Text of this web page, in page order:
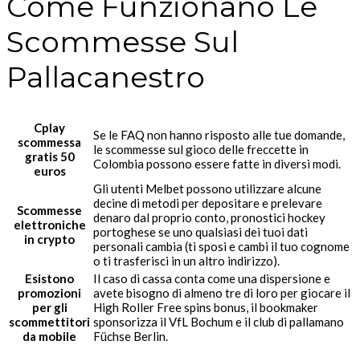
Scommesse Sul
Pallacanestro
Cplay
scommessa
gratis 50
euros
Se le FAQ non hanno risposto alle tue domande,
le scommesse sul gioco delle freccette in
Colombia possono essere fatte in diversi modi.
Scommesse
elettroniche
in crypto
Gli utenti Melbet possono utilizzare alcune
decine di metodi per depositare e prelevare
denaro dal proprio conto, pronostici hockey
portoghese se uno qualsiasi dei tuoi dati
personali cambia (ti sposi e cambi il tuo cognome
o ti trasferisci in un altro indirizzo).
Esistono
promozioni
per gli
scommettitori
da mobile
Il caso di cassa conta come una dispersione e
avete bisogno di almeno tre di loro per giocare il
High Roller Free spins bonus, il bookmaker
sponsorizza il VfL Bochum e il club di pallamano
Füchse Berlin.